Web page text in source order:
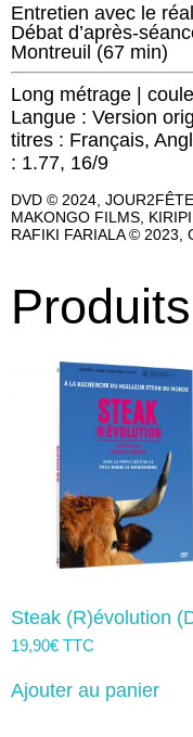
Entretien avec le
Débat d’après-
Montreuil (67 min)
Long métrage |
Langue : Version
titres : Français,
: 1.77, 16/9
DVD © 2024,
MAKONGO FILMS,
RAFIKI FARIALA © 2023,
Steak (R)évolution
19,90€ TTC
Ajouter au panier